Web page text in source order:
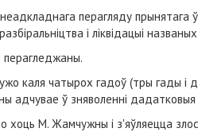
перагляду
і ліквідацыі
каля чатырох гадоў (тры гады і
адчувае ў зняволенні
хоць М. Жамчужны і з'яўляецца